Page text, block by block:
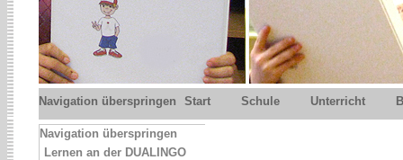
Navigation überspringen Start Schule Unterricht
Navigation überspringen
Lernen an der DUALINGO